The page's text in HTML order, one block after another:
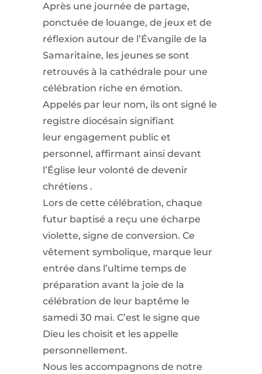
Après une journée de partage,
ponctuée de louange, de jeux et de
réflexion autour de l’Évangile de la
Samaritaine, les jeunes se sont
retrouvés à la cathédrale pour une
célébration riche en émotion.
Appelés par leur nom, ils ont signé le
registre diocésain signifiant
leur engagement public et
personnel, affirmant ainsi devant
l’Église leur volonté de devenir
chrétiens .
Lors de cette célébration, chaque
futur baptisé a reçu une écharpe
violette, signe de conversion. Ce
vêtement symbolique, marque leur
entrée dans l’ultime temps de
préparation avant la joie de la
célébration de leur baptême le
samedi 30 mai. C’est le signe que
Dieu les choisit et les appelle
personnellement.
Nous les accompagnons de notre